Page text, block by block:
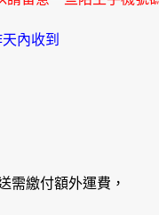
內收到
需繳付額外運費，